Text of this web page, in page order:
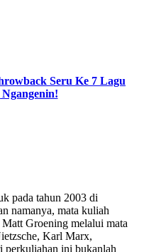
Seru Ke 7 Lagu
pada tahun 2003 di
namanya, mata kuliah
Matt Groening melalui mata
Karl Marx,
perkuliahan ini bukanlah